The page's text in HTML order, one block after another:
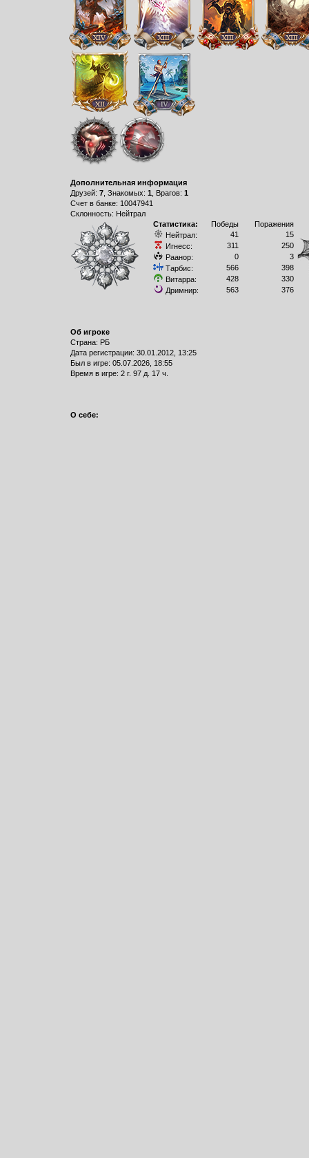
Дополнительная информация
Друзей: 7, Знакомых: 1 , Врагов: 1
Счет в банке: 10047941
Склонность: Нейтрал
Статистика:
Победы
Поражения
Нейтрал:
41
15
Игнесс:
311
250
Раанор:
0
3
Тарбис:
566
398
Витарра:
428
330
Дримнир:
563 376
Об игроке
Страна: РБ
Дата регистрации: 30.01.2012, 13:25
Был в игре: 05.07.2026, 18:55
Время в игре: 2 г. 97 д. 17 ч.
О себе: